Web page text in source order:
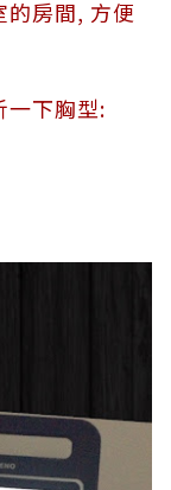
的房間, 方便
一下胸型: